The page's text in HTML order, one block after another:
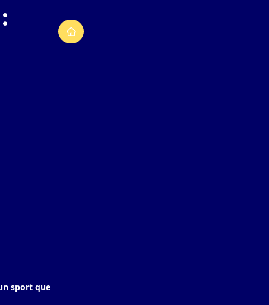
sport que